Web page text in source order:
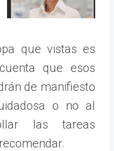
que vistas es
que esos
de manifiesto
o no al
las tareas